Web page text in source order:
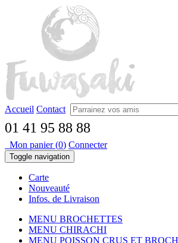
Accueil Contact
01 41 95 88 88
Mon panier (0) Connecter
Toggle navigation
Carte
Nouveauté
Infos. de Livraison
MENU BROCHETTES
MENU CHIRACHI
MENU POISSON CRUS ET